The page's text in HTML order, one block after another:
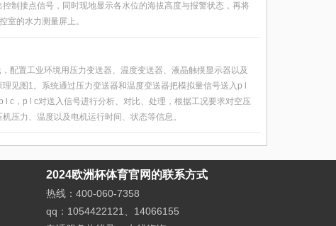
制接点信号，同时现地显示各水位的海拔高度与报警状态，再将
室的水力测量屏上。
配置工业环境用压力变送器、温度变送器、液晶触摸显示器以及
见图1。系统通过压力变送器和温度变送器把模拟量信号送入p l
c，p l c对送入信号进行分析、对比、处理，根据工况要求对空压
压力、温度以及电机运行时间、状态等信息。
2024欧洲杯体育官网的联系方式
热线：400-060-7358
qq：1054422121、14066155